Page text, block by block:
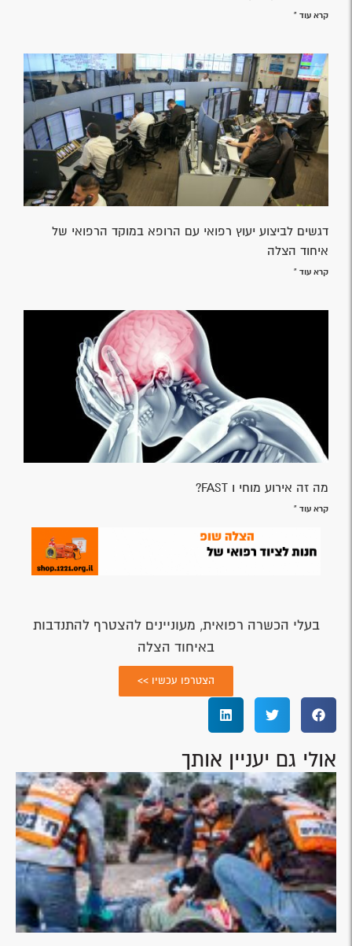
קרא עוד »
דגשים לביצוע יעוץ רפואי עם הרופא במוקד הרפואי של
איחוד הצלה
קרא עוד »
מה זה אירוע מוחי ו FAST?
קרא עוד »
בעלי הכשרה רפואית, מעוניינים להצטרף להתנדבות
באיחוד הצלה
הצטרפו עכשיו >>
אולי גם יעניין אותך